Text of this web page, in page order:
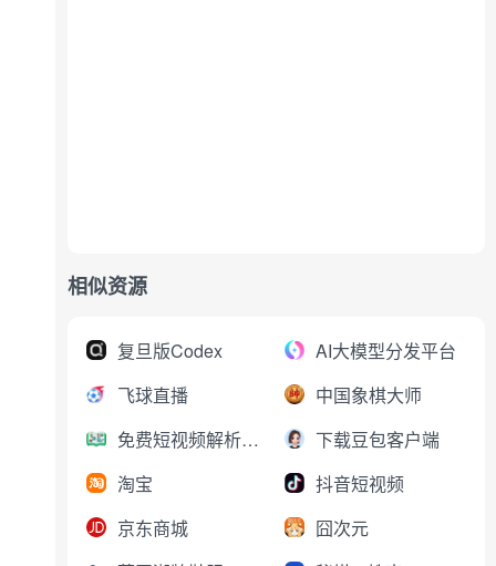
相似资源
复旦版Codex
AI大模型分发平台
飞球直播
中国象棋大师
免费短视频解析下载
下载豆包客户端
淘宝
抖音短视频
京东商城
囧次元